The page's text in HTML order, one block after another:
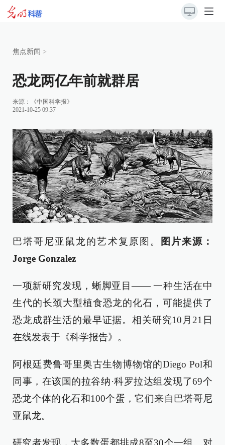
焦点新闻 >
恐龙两亿年前就群居
来源：
《中国科学报》
2021-10-25 09:37
巴塔哥尼亚鼠龙的艺术复原图。
图片来源：
Jorge Gonzalez
一项新研究发现，蜥脚亚目—— 一种生活在中
生代的长颈大型植食恐龙的化石，可能提供了
恐龙成群生活的最早证据。相关研究10月21日
在线发表于《科学报告》。
阿根廷费鲁哥里奥古生物博物馆的Diego Pol和
同事，在该国的拉谷纳·科罗拉达组发现了69个
恐龙个体的化石和100个蛋，它们来自巴塔哥尼
亚鼠龙。
研究者发现，大多数蛋都排成8至30个一组。对